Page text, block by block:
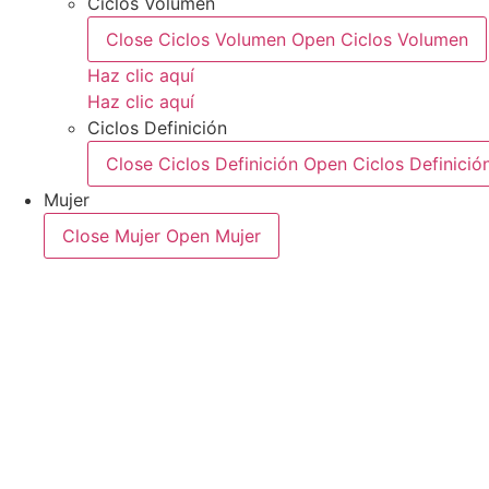
Close Ciclos Volumen Open Ciclos Volumen
Haz clic aquí
Haz clic aquí
Ciclos Definición
Close Ciclos Definición Open Ciclos
Mujer
Close Mujer Open Mujer